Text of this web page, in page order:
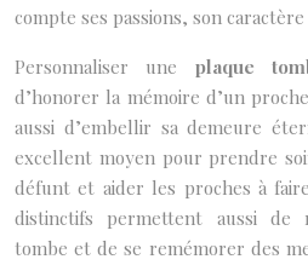
compte ses passions, son
Personnaliser une plaque
d’honorer la mémoire d’un
aussi d’embellir sa demeure
excellent moyen pour prendre
défunt et aider les proches à
distinctifs permettent aussi de
tombe et de se remémorer des